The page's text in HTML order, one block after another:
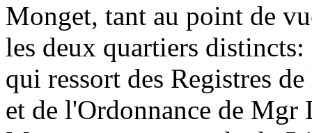
Monget, tant au point de
les deux quartiers
qui ressort des Registres
et de l'Ordonnance de Mgr